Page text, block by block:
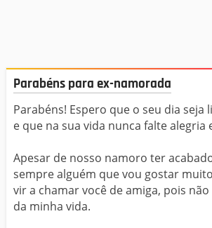
Parabéns para ex-namorada
Parabéns! Espero que o seu dia seja
e que na sua vida nunca falte alegria
Apesar de nosso namoro ter
sempre alguém que vou gostar
vir a chamar você de amiga, pois
da minha vida.